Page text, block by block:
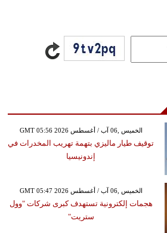
GMT 05:56 2026 الخميس ,06 آب / أغسطس
توقيف طيار ماليزي بتهمة تهريب المخدرات في
إندونيسيا
GMT 05:47 2026 الخميس ,06 آب / أغسطس
هجمات إلكترونية تستهدف كبرى شركات "وول
ستريت"